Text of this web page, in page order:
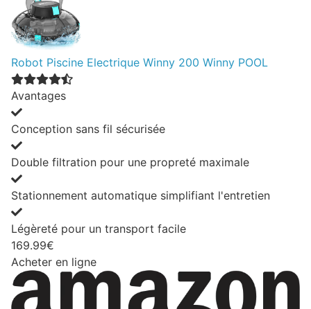
Robot Piscine Electrique Winny 200 Winny POOL
Avantages
Conception sans fil sécurisée
Double filtration pour une propreté maximale
Stationnement automatique simplifiant l'entretien
Légèreté pour un transport facile
169.99€
Acheter en ligne